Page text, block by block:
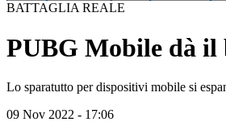
BATTAGLIA REALE
PUBG Mobile dà il
Lo sparatutto per dispositivi mobile si
09 Nov 2022 - 17:06